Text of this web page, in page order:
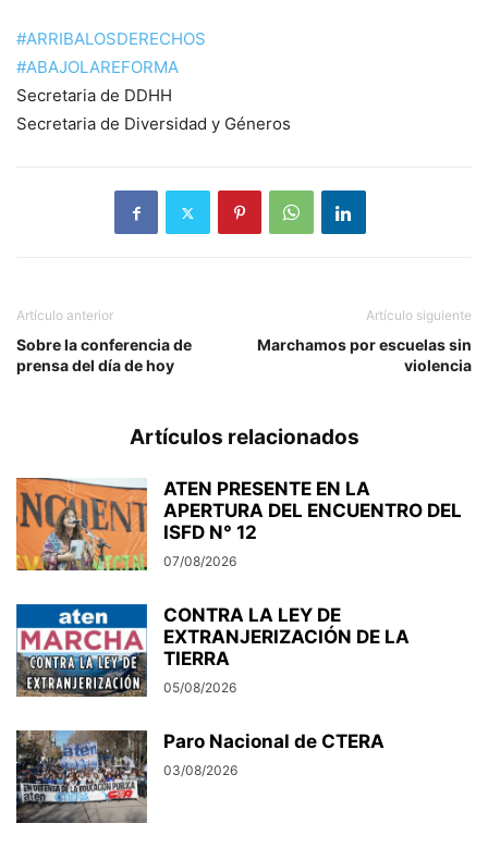
#ARRIBALOSDERECHOS
#ABAJOLAREFORMA
Secretaria de DDHH
Secretaria de Diversidad y Géneros
Artículo anterior
Sobre la conferencia de
prensa del día de hoy
Artículo siguiente
Marchamos por escuelas sin
violencia
Artículos relacionados
ATEN PRESENTE EN LA
APERTURA DEL ENCUENTRO DEL
ISFD N° 12
07/08/2026
CONTRA LA LEY DE
EXTRANJERIZACIÓN DE LA
TIERRA
05/08/2026
Paro Nacional de CTERA
03/08/2026